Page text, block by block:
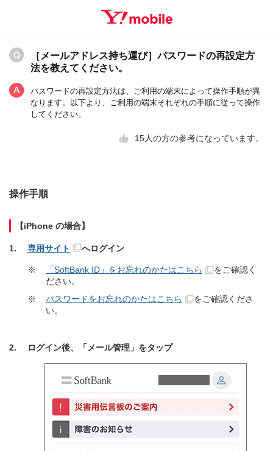
［メールアドレス持ち運び］パスワードの再設定方
法を教えてください。
パスワードの再設定方法は、ご利用の端末によって操作手順が異
なります。以下より、ご利用の端末それぞれの手順に従って操作
してください。
15人の方の参考になっています。
操作手順
【iPhone の場合】
専用サイト へログイン
※ 「SoftBank ID」をお忘れのかたはこちら
をご確認く
ださい。
※
パスワードをお忘れのかたはこちら
をご確認くださ
い。
ログイン後、「メール管理」をタップ